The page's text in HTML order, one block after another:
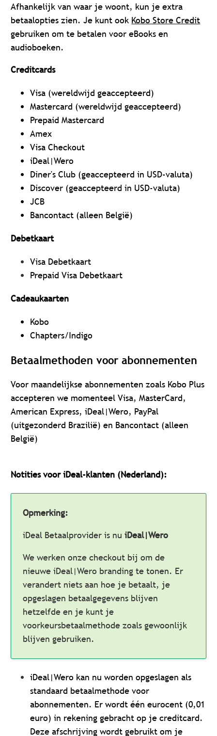
Afhankelijk van waar je woont, kun je extra
betaalopties zien. Je kunt ook Kobo Store Credit
gebruiken om te betalen voor eBooks en
audioboeken.
Creditcards
Visa (wereldwijd geaccepteerd)
Mastercard (wereldwijd geaccepteerd)
Prepaid Mastercard
Amex
Visa Checkout
iDeal|Wero
Diner's Club (geaccepteerd in USD-valuta)
Discover (geaccepteerd in USD-valuta)
JCB
Bancontact (alleen België)
Debetkaart
Visa Debetkaart
Prepaid Visa Debetkaart
Cadeaukaarten
Kobo
Chapters/Indigo
Betaalmethoden voor abonnementen
Voor maandelijkse abonnementen zoals Kobo Plus
accepteren we momenteel Visa, MasterCard,
American Express, iDeal|Wero, PayPal
(uitgezonderd Brazilië) en Bancontact (alleen
België)
Notities voor iDeal-klanten (Nederland):
Opmerking:
iDeal Betaalprovider is nuiDeal|Wero
We werken onze checkout bij om de
nieuwe iDeal|Wero branding te tonen. Er
verandert niets aan hoe je betaalt, je
opgeslagen betaalgegevens blijven
hetzelfde en je kunt je
voorkeursbetaalmethode zoals gewoonlijk
blijven gebruiken.
iDeal|Wero kan nu worden opgeslagen als
standaard betaalmethode voor
abonnementen. Er wordt één eurocent (0,01
euro) in rekening gebracht op je creditcard.
Deze afschrijving wordt gebruikt om je